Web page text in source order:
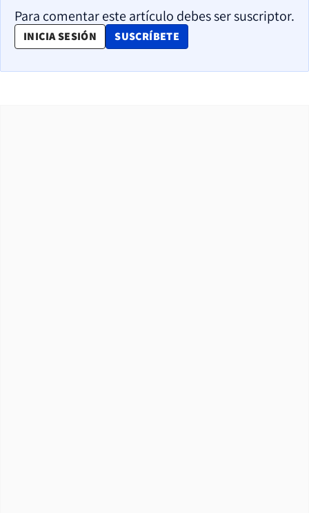
Para comentar este artículo debes ser suscriptor.
INICIA SESIÓN SUSCRÍBETE
OPENS IN NEW WINDOW